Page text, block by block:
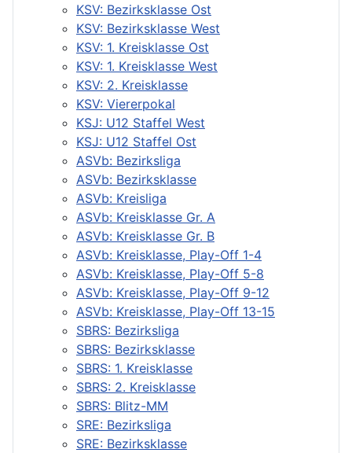
KSV: Bezirksklasse Ost
KSV: Bezirksklasse West
KSV: 1. Kreisklasse Ost
KSV: 1. Kreisklasse West
KSV: 2. Kreisklasse
KSV: Viererpokal
KSJ: U12 Staffel West
KSJ: U12 Staffel Ost
ASVb: Bezirksliga
ASVb: Bezirksklasse
ASVb: Kreisliga
ASVb: Kreisklasse Gr. A
ASVb: Kreisklasse Gr. B
ASVb: Kreisklasse, Play-Off 1-4
ASVb: Kreisklasse, Play-Off 5-8
ASVb: Kreisklasse, Play-Off 9-12
ASVb: Kreisklasse, Play-Off 13-15
SBRS: Bezirksliga
SBRS: Bezirksklasse
SBRS: 1. Kreisklasse
SBRS: 2. Kreisklasse
SBRS: Blitz-MM
SRE: Bezirksliga
SRE: Bezirksklasse